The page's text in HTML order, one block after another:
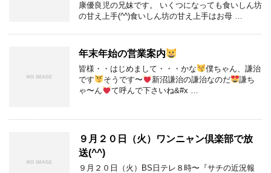
康優良児の兄妹です。 いくつになっても食いしん坊
の甘え上手(^^)食いしん坊の甘え上手はお母 …
年末年始の営業案内
皆様・・はじめまして・・・かな
僕ちゃん、謙治
です
そうです〜 新沼謙治の謙治なのだ
謙ち
ゃ〜ん
て呼んで下さいね&#x …
９月２０日（火）ワンニャン倶楽部で放
送(^^)
９月２０日（火）BS日テレ８時〜『サチの近況報